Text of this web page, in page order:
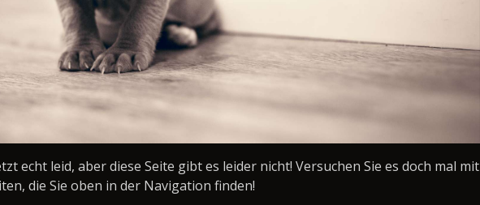
echt leid, aber diese Seite gibt es leider nicht! Versuchen Sie es doch mal mit
die Sie oben in der Navigation finden!